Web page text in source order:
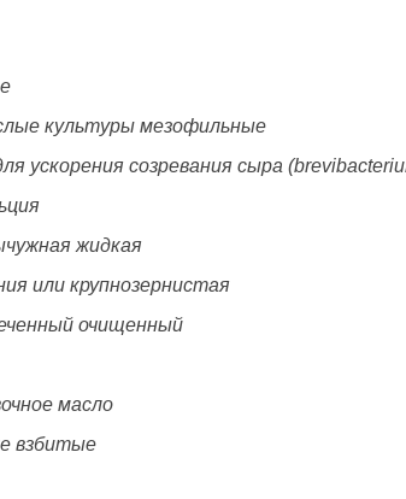
культуры мезофильные
ускорения созревания сыра
жидкая
или крупнозернистая
очищенный
масло
взбитые